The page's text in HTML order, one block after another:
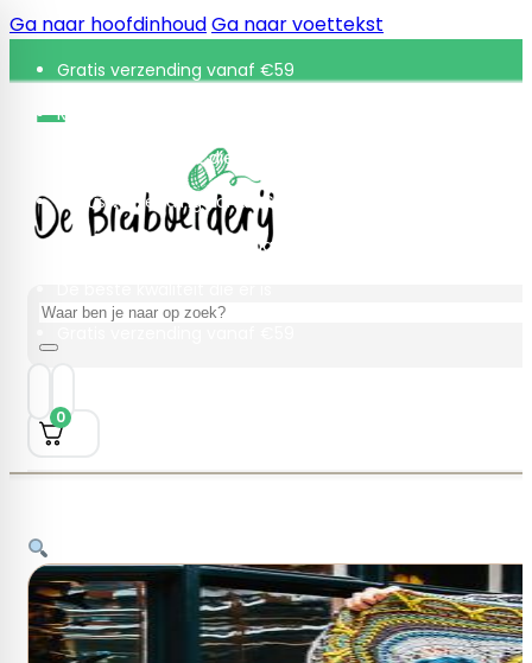
Ga naar hoofdinhoudGa naar voettekst
Gratis verzending vanaf €59
Retourneren binnen 30 dagen
De beste kwaliteit die er is
Gratis verzending vanaf €59
Retourneren binnen 30 dagen
Zoeken
0